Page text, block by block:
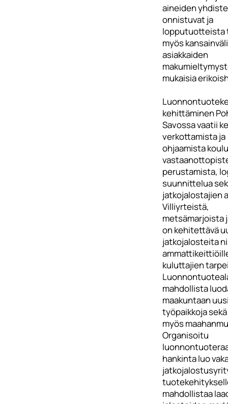
aineiden
onnistuvat ja
lopputuotteista
myös
asiakkaiden
mukaisia
kehittäminen
Savossa vaatii
verkottamista ja
ohjaamista
perustamista,
suunnittelua
jatkojalostajien
Villiyrteistä,
metsämarjoista
on kehitettävä
jatkojalosteita
kuluttajien
mahdollista
maakuntaan
työpaikkoja
myös
Organisoitu
hankinta luo
mahdollistaa